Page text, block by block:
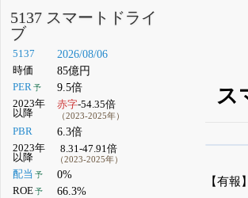
5137 スマートドライ
ブ
5137 2026/08/06
時価 85億円
PER予 9.5倍
2023年
以降
赤字-54.35倍
（2023-2025年）
PBR 6.3倍
2023年
以降
8.31-47.91倍
（2023-2025年）
配当 予 0%
ROE予 66.3%
ス
【有報】